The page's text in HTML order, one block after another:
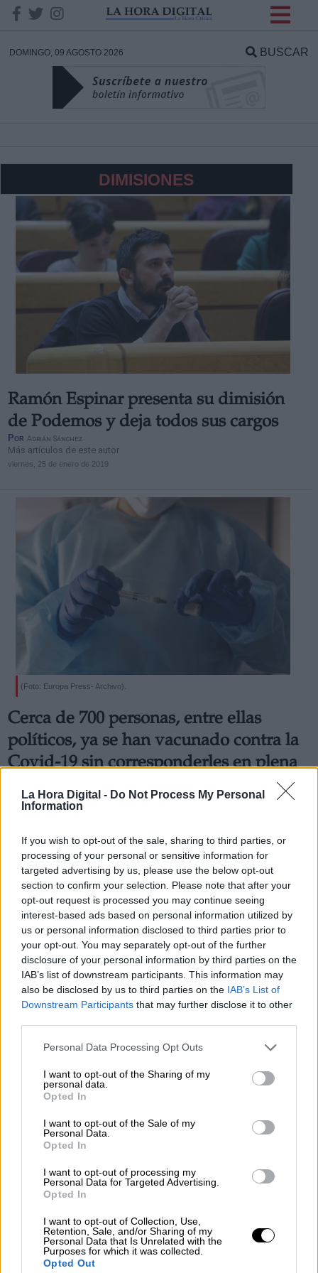
La Hora Digital - Do Not Process My Personal
Information
If you wish to opt-out of the sale, sharing to third parties, or
processing of your personal or sensitive information for
targeted advertising by us, please use the below opt-out
section to confirm your selection. Please note that after your
opt-out request is processed you may continue seeing
interest-based ads based on personal information utilized by
us or personal information disclosed to third parties prior to
your opt-out. You may separately opt-out of the further
disclosure of your personal information by third parties on the
IAB’s list of downstream participants. This information may
also be disclosed by us to third parties on the IAB’s List of
Downstream Participants that may further disclose it to other
Personal Data Processing Opt Outs
I want to opt-out of the Sharing of my
personal data.
Opted In
I want to opt-out of the Sale of my
Personal Data.
Opted In
I want to opt-out of processing my
Personal Data for Targeted Advertising.
Opted In
I want to opt-out of Collection, Use,
Retention, Sale, and/or Sharing of my
Personal Data that Is Unrelated with the
Purposes for which it was collected.
Opted Out
DOMINGO, 09 AGOSTO 2026 BUSCAR
DIMISIONES
Ramón Espinar presenta su dimisión
de Podemos y deja todos sus cargos
Por Adrián Sánchez
Más artículos de este autor
viernes, 25 de enero de 2019
(Foto: Europa Press- Archivo).
Cerca de 700 personas, entre ellas
políticos, ya se han vacunado contra la
Covid-19 sin corresponderles en plena
tercera ola
PorRedacción La Hora Digital
Más artículos de este autor
Noelia Vera, secretaria de Estado y responsable de 'feminismo' en Unidas
Podemos. Foto: Europa Press
Noelia Vera abandona la política y
desencadena un 'movimiento de
fichas' en Unidas Podemos
La secretaria de Estado deja la política institucional y la
personal para "tomar aire y emprender otros caminos"
Sandra Muñiz
Más artículos de este autor
DATOS
Responsable:
Legitimación:
Derechos: